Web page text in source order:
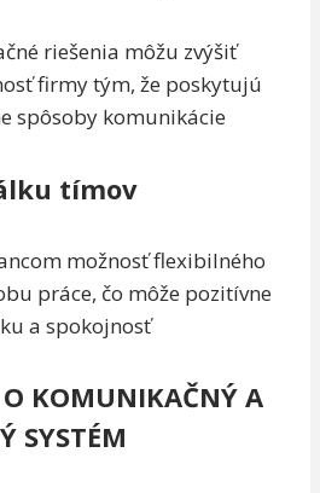
riešenia môžu zvýšiť
firmy tým, že poskytujú
spôsoby komunikácie
tímov
možnosť flexibilného
práce, čo môže pozitívne
a spokojnosť
KOMUNIKAČNÝ A
SYSTÉM